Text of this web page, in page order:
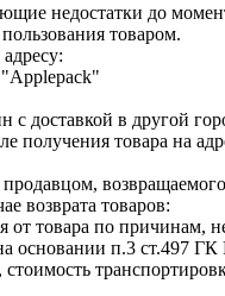
недостатки до
товаром.
с доставкой в другой
товара на
возврата товаров:
от товара по
основании п.3 ст.497